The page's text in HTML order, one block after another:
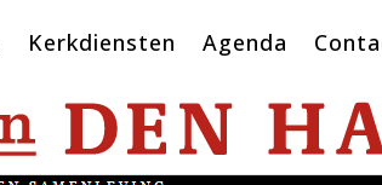
Kerkdiensten Agenda